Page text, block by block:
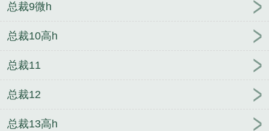
总裁9微h
总裁10高h
总裁11
总裁12
总裁13高h